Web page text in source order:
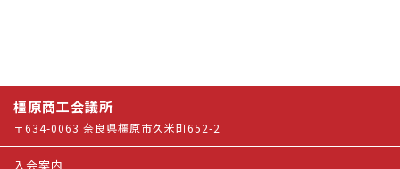
橿原商工会議所
〒634-0063 奈良県橿原市久米町652-2
入会案内